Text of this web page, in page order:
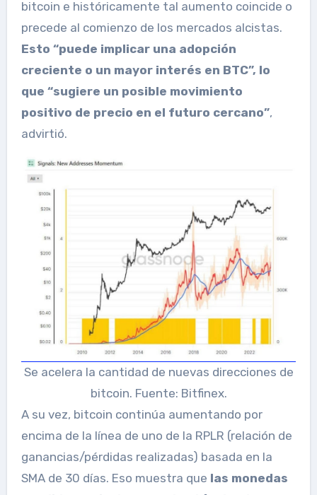
bitcoin e históricamente tal aumento coincide o
precede al comienzo de los mercados alcistas.
Esto “puede implicar una adopción
creciente o un mayor interés en BTC”, lo
que “sugiere un posible movimiento
positivo de precio en el futuro cercano”,
advirtió.
Se acelera la cantidad de nuevas direcciones de
bitcoin. Fuente: Bitfinex.
A su vez, bitcoin continúa aumentando por
encima de la línea de uno de la RPLR (relación de
ganancias/pérdidas realizadas) basada en la
SMA de 30 días. Eso muestra que las monedas